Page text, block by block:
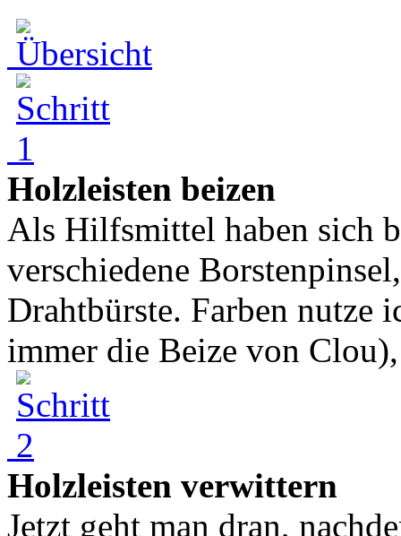
Holzleisten beizen
Als Hilfsmittel haben sich
verschiedene
Drahtbürste. Farben nutze
immer die Beize von
Holzleisten verwittern
Jetzt geht man dran,